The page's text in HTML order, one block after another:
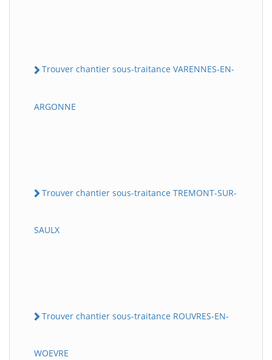
Trouver chantier sous-traitance VARENNES-EN-
ARGONNE
Trouver chantier sous-traitance TREMONT-SUR-
SAULX
Trouver chantier sous-traitance ROUVRES-EN-
WOEVRE